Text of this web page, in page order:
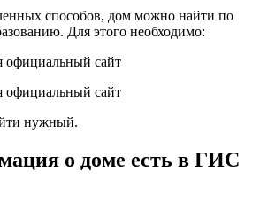
способов, дом можно найти по
Для этого необходимо:
нужный.
о доме есть в ГИС